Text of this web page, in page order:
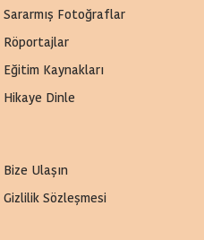
Sararmış Fotoğraflar
Röportajlar
Eğitim Kaynakları
Hikaye Dinle
Bize Ulaşın
Gizlilik Sözleşmesi